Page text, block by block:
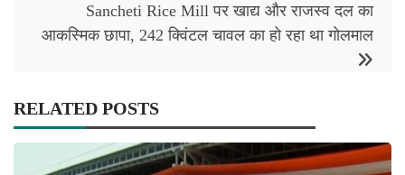
Sancheti Rice Mill पर खाद्य और राजस्व दल का
आकस्मिक छापा, 242 क्विंटल चावल का हो रहा था गोलमाल
RELATED POSTS